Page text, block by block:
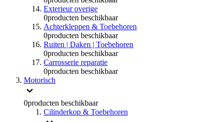
Exterieur overige
0producten beschikbaar
Achterkleppen & Toebehoren
0producten beschikbaar
Ruiten | Daken | Toebehoren
0producten beschikbaar
Carrosserie reparatie
0producten beschikbaar
Motorisch
0producten beschikbaar
Cilinderkop & Toebehoren